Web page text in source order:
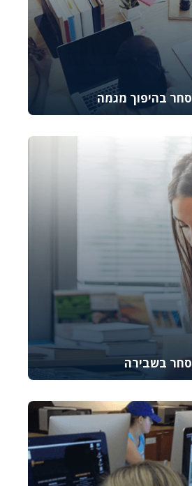
לנהל סיכונים ולבצע נית...
לנהל סיכונים ולבצע נית...